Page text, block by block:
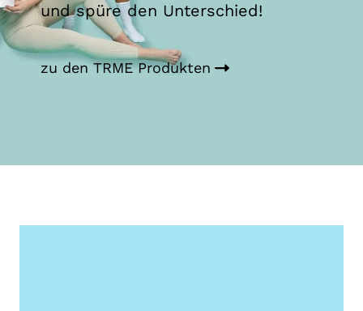
und spüre den Unterschied!
zu den TRME Produkten